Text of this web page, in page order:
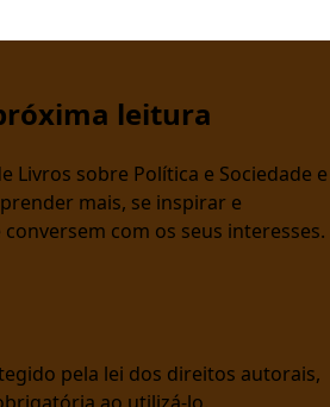
leitura
Livros sobre Política e Sociedade e
mais, se inspirar e
com os seus interesses.
pela lei dos direitos autorais,
ao utilizá-lo.